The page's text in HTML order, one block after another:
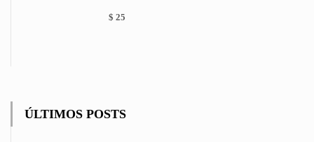
on
$ 25
ÚLTIMOS POSTS